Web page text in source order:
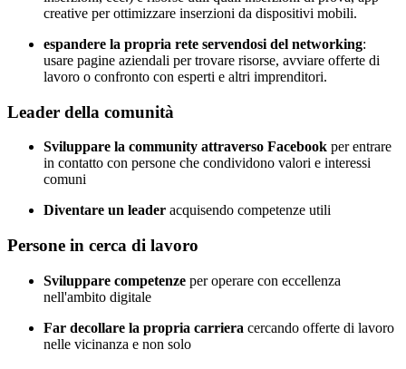
creative per ottimizzare inserzioni da dispositivi mobili.
espandere la propria rete servendosi del networking:
usare pagine aziendali per trovare risorse, avviare offerte di
lavoro o confronto con esperti e altri imprenditori.
Leader della comunità
Sviluppare la community attraverso Facebook per entrare
in contatto con persone che condividono valori e interessi
comuni
Diventare un leader acquisendo competenze utili
Persone in cerca di lavoro
Sviluppare competenze per operare con eccellenza
nell'ambito digitale
Far decollare la propria carriera cercando offerte di lavoro
nelle vicinanza e non solo